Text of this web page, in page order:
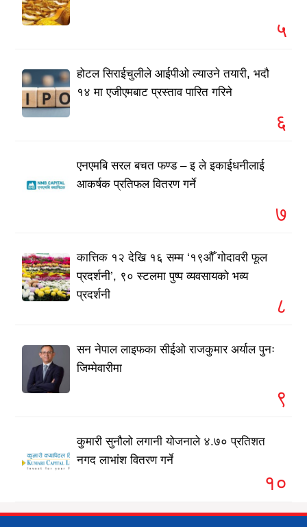
५
होटल सिराईचुलीले आईपीओ ल्याउने तयारी, भदौ
१४ मा एजीएमबाट प्रस्ताव पारित गरिने
६
एनएमबि सरल बचत फण्ड – इ ले इकाईधनीलाई
आकर्षक प्रतिफल वितरण गर्ने
७
कात्तिक १२ देखि १६ सम्म ‘१९औँ गोदावरी फूल
प्रदर्शनी’, ९० स्टलमा पुष्प व्यवसायको भव्य
प्रदर्शनी
८
सन नेपाल लाइफका सीईओ राजकुमार अर्याल पुनः
जिम्मेवारीमा
९
कुमारी सुनौलो लगानी योजनाले ४.७० प्रतिशत
नगद लाभांश वितरण गर्ने
१०